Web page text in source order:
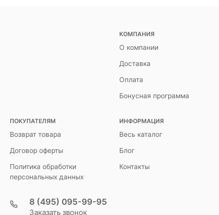
КОМПАНИЯ
О компании
Доставка
Оплата
Бонусная программа
ПОКУПАТЕЛЯМ
Возврат товара
Договор оферты
Политика обработки
персональных данных
ИНФОРМАЦИЯ
Весь каталог
Блог
Контакты
8 (495) 095-99-95
Заказать звонок